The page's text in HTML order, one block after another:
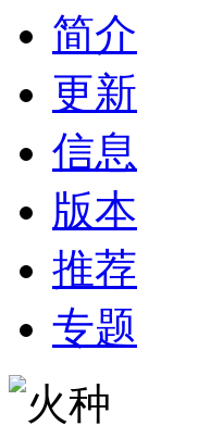
简介
更新
信息
版本
推荐
专题